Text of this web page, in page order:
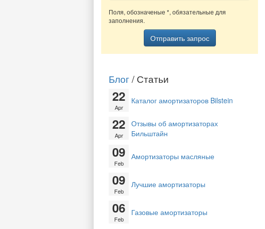
Поля, обозначеные *, обязательные для
заполнения.
Отправить запрос
Блог/ Статьи
22
Apr
Каталог амортизаторов Bilstein
22
Apr
Отзывы об амортизаторах
Бильштайн
09
Feb
Амортизаторы масляные
09
Feb
Лучшие амортизаторы
06
Feb
Газовые амортизаторы